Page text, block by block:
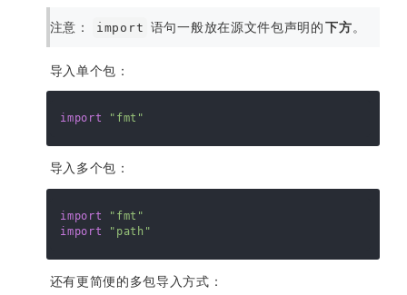
注意： import 语句一般放在源文件包声明的下方。
导入单个包：
import "fmt"
导入多个包：
import
"fmt"
import
"path"
还有更简便的多包导入方式：